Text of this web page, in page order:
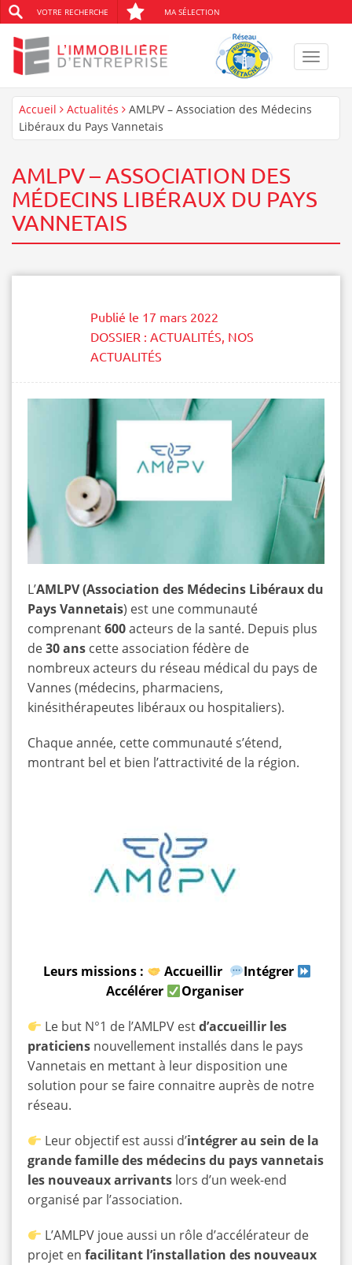
VOTRE RECHERCHE MA SÉLECTION
Toggle
Accueil Actualités
AMLPV – Association des Médecins
Libéraux du Pays Vannetais
AMLPV – ASSOCIATION DES
MÉDECINS LIBÉRAUX DU PAYS
VANNETAIS
Publié le 17 mars 2022
DOSSIER : ACTUALITÉS, NOS
ACTUALITÉS
L’AMLPV (Association des Médecins Libéraux du
Pays Vannetais) est une communauté
comprenant600acteurs de la santé. Depuis plus
de30 ans cette association fédère de
nombreux acteurs du réseau médical du pays de
Vannes (médecins, pharmaciens,
kinésithérapeutes libéraux ou hospitaliers).
Chaque année, cette communauté s’étend,
montrant bel et bien l’attractivité de la région.
Leurs missions : Accueillir
Intégrer
Accélérer
Organiser
Le but N°1 de l’AMLPV estd’accueillir les
praticiens nouvellement installés dans le pays
Vannetais en mettant à leur disposition une
solution pour se faire connaitre auprès de notre
réseau.
Leur objectif est aussi d’intégrer au sein de la
grande famille des médecins du pays vannetais
les nouveaux arrivants lors d’un week-end
organisé par l’association.
L’AMLPV joue aussi un rôle d’accélérateur de
projet en facilitant l’installation des nouveaux